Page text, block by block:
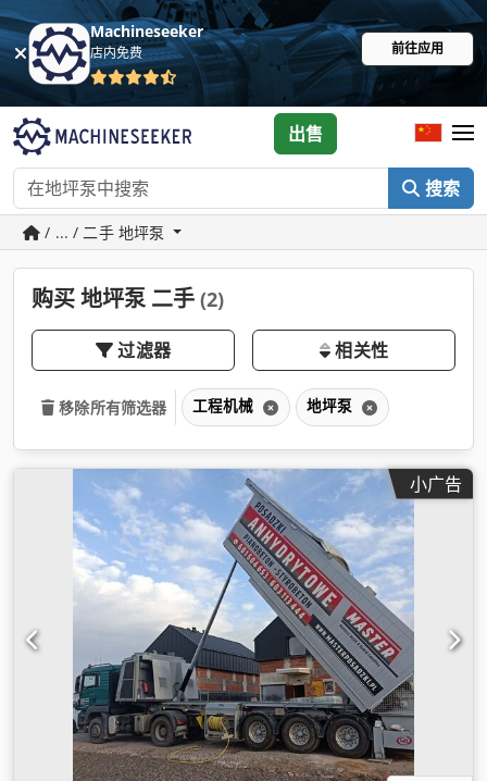
Machineseeker
店内免费 前往应用
搜索
出售
/ ... / 二手 地坪泵
购买 地坪泵 二手 (2)
过滤器 相关性
移除所有筛选器 工程机械 地坪泵
小广告